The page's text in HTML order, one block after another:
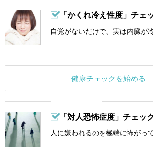
「かくれ冷え性度」チェ
自覚がないだけで、実は内臓が
健康チェックを始める
「対人恐怖症度」チェック
人に嫌われるのを極端に怖がっ